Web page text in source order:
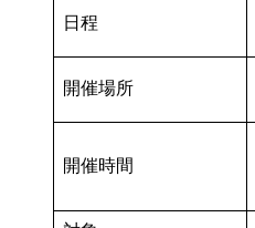
日程
開催場所
開催時間